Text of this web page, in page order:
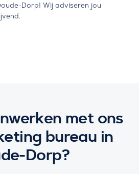
Dorp! Wij adviseren jou
met ons
bureau in
Dorp?